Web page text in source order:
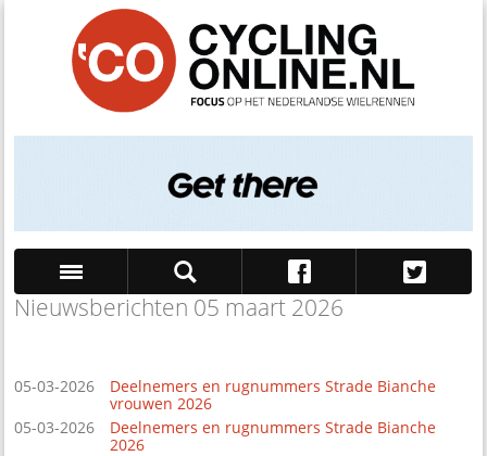
Nieuwsberichten 05 maart 2026
05-03-2026
Deelnemers en rugnummers Strade Bianche
vrouwen 2026
05-03-2026
Deelnemers en rugnummers Strade Bianche
2026